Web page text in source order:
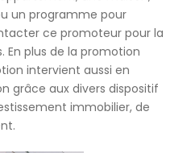
un programme pour
ce promoteur pour la
En plus de la promotion
intervient aussi en
grâce aux divers dispositif
immobilier, de